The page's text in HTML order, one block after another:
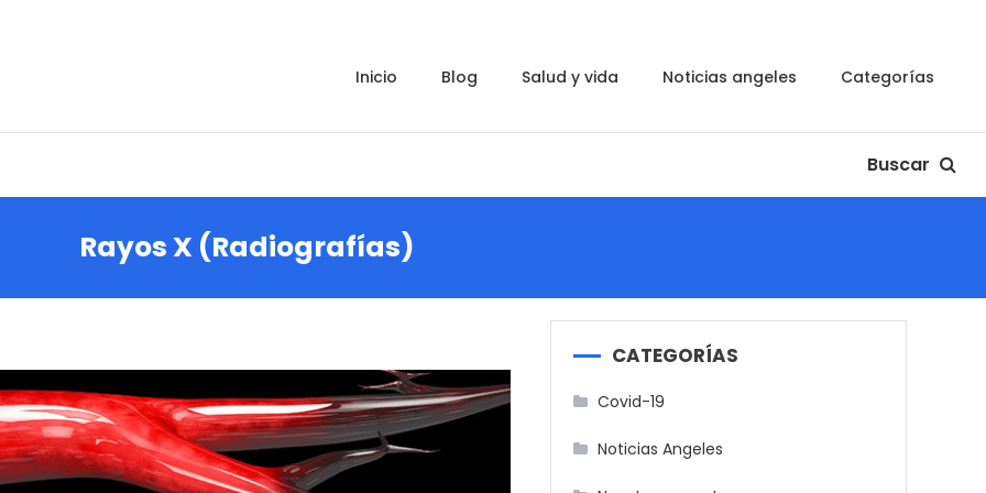
inicio blog salud y vida noticias angeles categorías
Buscar
Rayos X (Radiografías)
CATEGORÍAS
Covid-19
Noticias Angeles